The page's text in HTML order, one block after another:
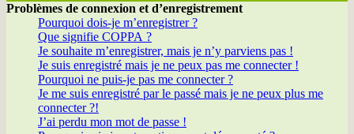
Problèmes de connexion et d’enregistrement
Pourquoi dois-je m’enregistrer ?
Que signifie COPPA ?
Je souhaite m’enregistrer, mais je n’y parviens pas !
Je suis enregistré mais je ne peux pas me connecter !
Pourquoi ne puis-je pas me connecter ?
Je me suis enregistré par le passé mais je ne peux plus me
connecter ?!
J’ai perdu mon mot de passe !